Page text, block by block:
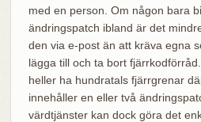
med en person. Om någon bara
ändringspatch ibland är det
den via e-post än att kräva egna
lägga till och ta bort
heller ha hundratals fjärrgrenar
innehåller en eller två
värdtjänster kan dock göra det